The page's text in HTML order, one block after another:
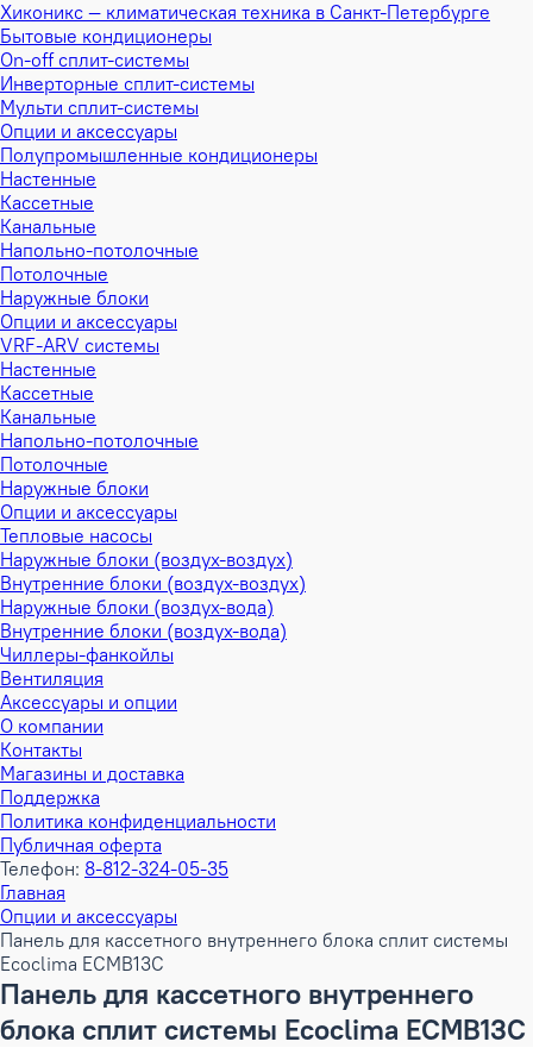
Хиконикс — климатическая техника в Санкт-Петербурге
Бытовые кондиционеры
On-off сплит-системы
Инверторные сплит-системы
Мульти сплит-системы
Опции и аксессуары
Полупромышленные кондиционеры
Настенные
Кассетные
Канальные
Напольно-потолочные
Потолочные
Наружные блоки
Опции и аксессуары
VRF-ARV системы
Настенные
Кассетные
Канальные
Напольно-потолочные
Потолочные
Наружные блоки
Опции и аксессуары
Тепловые насосы
Наружные блоки (воздух-воздух)
Внутренние блоки (воздух-воздух)
Наружные блоки (воздух-вода)
Внутренние блоки (воздух-вода)
Чиллеры-фанкойлы
Вентиляция
Аксессуары и опции
О компании
Контакты
Магазины и доставка
Поддержка
Политика конфиденциальности
Публичная оферта
Телефон: 8-812-324-05-35
Главная
Опции и аксессуары
Панель для кассетного внутреннего блока сплит системы
Ecoclima ECMB13C
Панель для кассетного внутреннего
блока сплит системы Ecoclima ECMB13C